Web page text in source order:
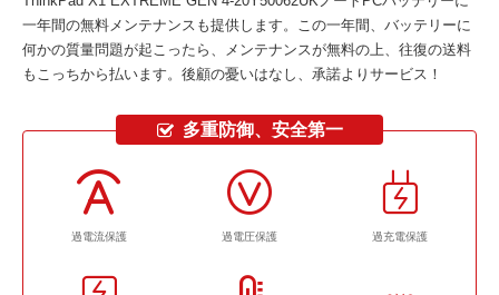
一年間の無料メンテナンスも提供します。この一年間、バッテリーに
何かの質量問題が起こったら、メンテナンスが無料の上、往復の送料
もこっちから払います。後顧の憂いはなし、承諾よりサービス！
多重防御、安全第一
過電流保護 過電圧保護 過充電保護